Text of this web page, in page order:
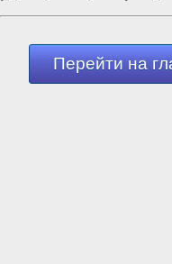
Политика в России
Перейти на